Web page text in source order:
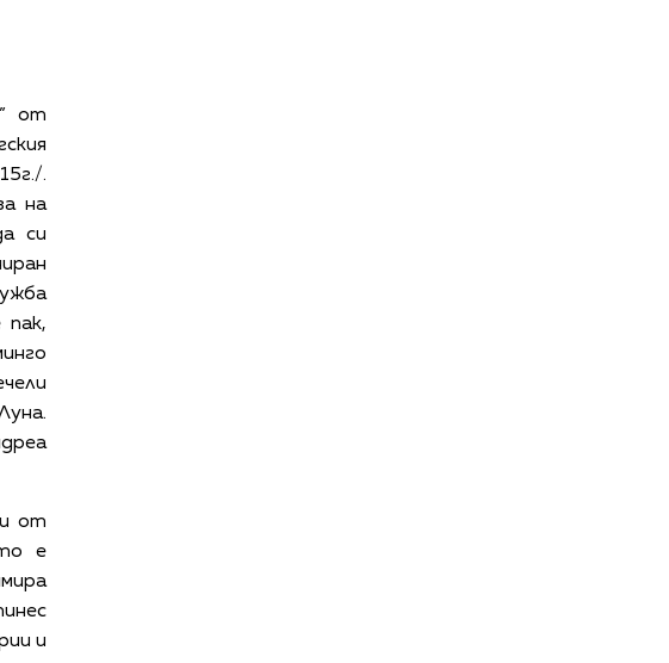
от
.
на
си
от
е
и